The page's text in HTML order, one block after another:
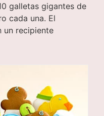
galletas gigantes de
cada una. El
un recipiente